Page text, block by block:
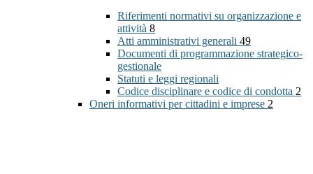
Riferimenti normativi su organizzazione e
attività 8
Atti amministrativi generali 49
Documenti di programmazione strategico-
gestionale
Statuti e leggi regionali
Codice disciplinare e codice di condotta 2
Oneri informativi per cittadini e imprese 2